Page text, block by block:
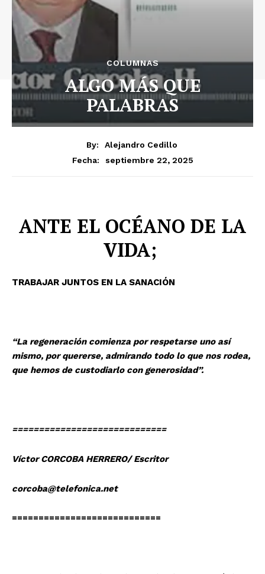
COLUMNAS
ALGO MÁS QUE
PALABRAS
By:
Alejandro Cedillo
Fecha:
septiembre 22, 2025
ANTE EL OCÉANO DE LA
VIDA;
TRABAJAR JUNTOS EN LA SANACIÓN
“La regeneración comienza por respetarse uno así
mismo, por quererse, admirando todo lo que nos rodea,
que hemos de custodiarlo con generosidad”.
=============================
Víctor CORCOBA HERRERO/ Escritor
corcoba@telefonica.net
============================